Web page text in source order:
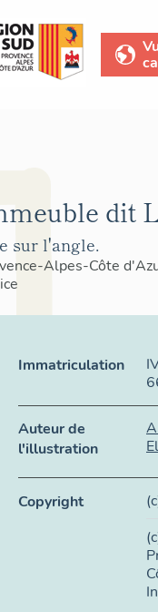
dit
sur l'angle.
Alpes-Côte
Immatriculation
Auteur de
l'illustration
Copyright